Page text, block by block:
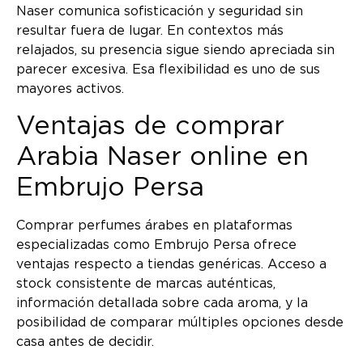
Naser comunica sofisticación y seguridad sin
resultar fuera de lugar. En contextos más
relajados, su presencia sigue siendo apreciada sin
parecer excesiva. Esa flexibilidad es uno de sus
mayores activos.
Ventajas de comprar
Arabia Naser online en
Embrujo Persa
Comprar perfumes árabes en plataformas
especializadas como Embrujo Persa ofrece
ventajas respecto a tiendas genéricas. Acceso a
stock consistente de marcas auténticas,
información detallada sobre cada aroma, y la
posibilidad de comparar múltiples opciones desde
casa antes de decidir.